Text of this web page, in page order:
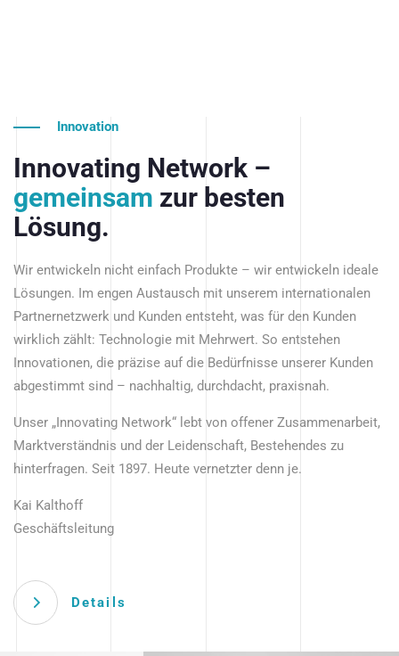
Innovation
Innovating Network –
gemeinsam zur besten
Lösung.
Wir entwickeln nicht einfach Produkte – wir entwickeln ideale
Lösungen. Im engen Austausch mit unserem internationalen
Partnernetzwerk und Kunden entsteht, was für den Kunden
wirklich zählt: Technologie mit Mehrwert. So entstehen
Innovationen, die präzise auf die Bedürfnisse unserer Kunden
abgestimmt sind – nachhaltig, durchdacht, praxisnah.
Unser „Innovating Network“ lebt von offener Zusammenarbeit,
Marktverständnis und der Leidenschaft, Bestehendes zu
hinterfragen. Seit 1897. Heute vernetzter denn je.
Kai Kalthoff
Geschäftsleitung
Details